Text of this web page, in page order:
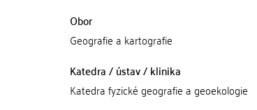
Obor
Geografie a kartografie
Katedra / ústav / klinika
Katedra fyzické geografie a geoekologie